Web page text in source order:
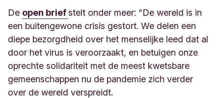
De open briefstelt onder meer: “De wereld is in
een buitengewone crisis gestort. We delen een
diepe bezorgdheid over het menselijke leed dat al
door het virus is veroorzaakt, en betuigen onze
oprechte solidariteit met de meest kwetsbare
gemeenschappen nu de pandemie zich verder
over de wereld verspreidt.